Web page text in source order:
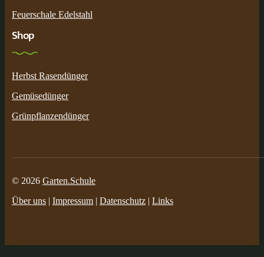
Feuerschale Edelstahl
Shop
Herbst Rasendünger
Gemüsedünger
Grünpflanzendünger
© 2026 Garten.Schule
Über uns | Impressum | Datenschutz | Links